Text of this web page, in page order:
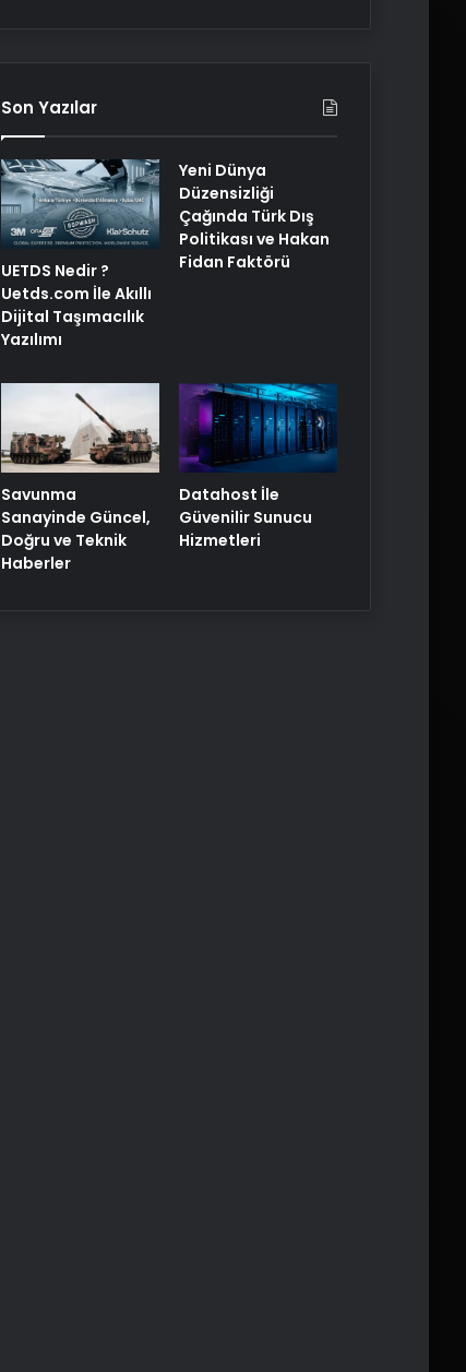
Son Yazılar
UETDS Nedir ?
Uetds.com İle Akıllı
Dijital Taşımacılık
Yazılımı
Yeni Dünya
Düzensizliği
Çağında Türk Dış
Politikası ve Hakan
Fidan Faktörü
Savunma
Sanayinde Güncel,
Doğru ve Teknik
Haberler
Datahost İle
Güvenilir Sunucu
Hizmetleri